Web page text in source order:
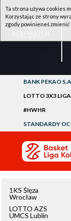
BANK PEKAO
LOTTO 3X3 LIGA
#HWHR
STANDARDY
1KS Ślęza
Wrocław
LOTTO AZS
UMCS Lublin
Ta strona używa cookies
Korzystając ze strony
zgody powinieneś